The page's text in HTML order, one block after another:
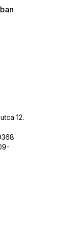
12.